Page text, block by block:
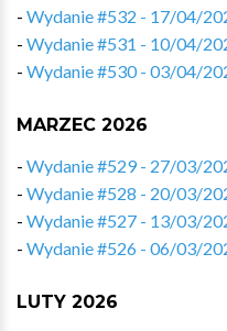
- Wydanie #532 - 17/04/
- Wydanie #531 - 10/04/
- Wydanie #530 - 03/04/
MARZEC 2026
- Wydanie #529 - 27/03/
- Wydanie #528 - 20/03/
- Wydanie #527 - 13/03/
- Wydanie #526 - 06/03/
LUTY 2026